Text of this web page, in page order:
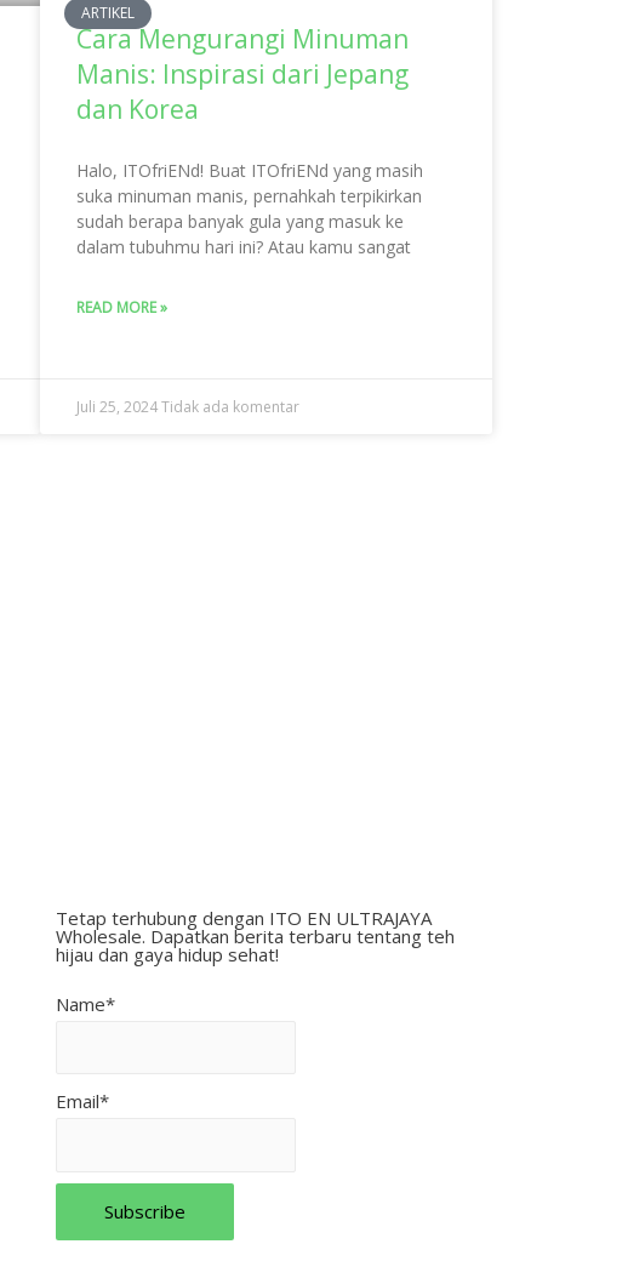
ARTIKEL
Cara Mengurangi Minuman
Manis: Inspirasi dari Jepang
dan Korea
Halo, ITOfriENd! Buat ITOfriENd yang masih
suka minuman manis, pernahkah terpikirkan
sudah berapa banyak gula yang masuk ke
dalam tubuhmu hari ini? Atau kamu sangat
READ MORE »
Juli 25, 2024Tidak ada komentar
Tetap terhubung dengan ITO EN ULTRAJAYA
Wholesale. Dapatkan berita terbaru tentang teh
hijau dan gaya hidup sehat!
Name*
Email*